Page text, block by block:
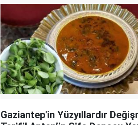
Gaziantep'in Yüzyıllardır